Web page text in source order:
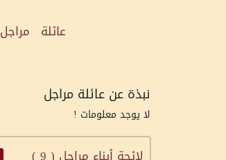
عائلة مراجل
نبذة عن عائلة مراجل
لا يوجد معلومات !